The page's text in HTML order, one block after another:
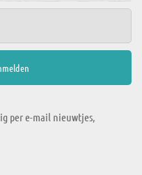
per e-mail nieuwtjes,